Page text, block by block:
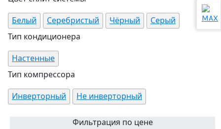
Белый Серебристый Чёрный
Серый
Тип кондиционера
Настенные
Тип компрессора
Инверторный Не инверторный
Фильтрация по цене